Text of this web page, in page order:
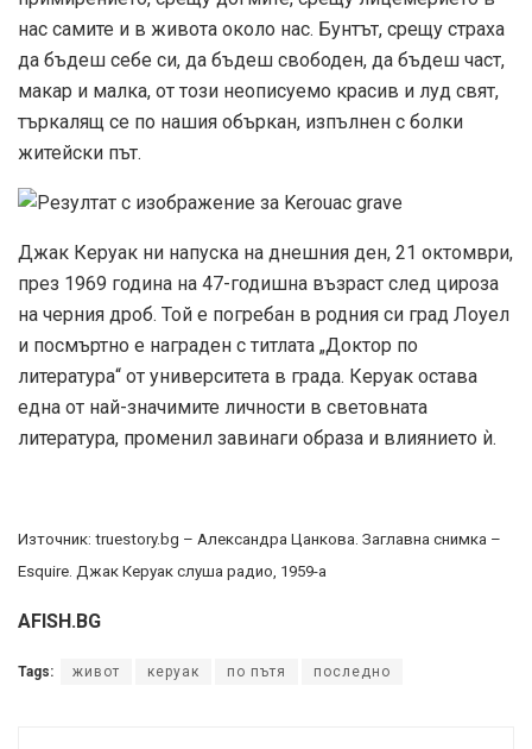
нас самите и в живота около нас. Бунтът, срещу страха
да бъдеш себе си, да бъдеш свободен, да бъдеш част,
макар и малка, от този неописуемо красив и луд свят,
търкалящ се по нашия объркан, изпълнен с болки
житейски път.
Джак Керуак ни напуска на днешния ден, 21 октомври,
през 1969 година на 47-годишна възраст след цироза
на черния дроб. Той е погребан в родния си град Лоуел
и посмъртно е награден с титлата „Доктор по
литература“ от университета в града. Керуак остава
една от най-значимите личности в световната
литература, променил завинаги образа и влиянието ѝ.
Източник: truestory.bg – Александра Цанкова. Заглавна снимка –
Esquire. Джак Керуак слуша радио, 1959-а
AFISH.BG
Tags: живот керуак по пътя последно